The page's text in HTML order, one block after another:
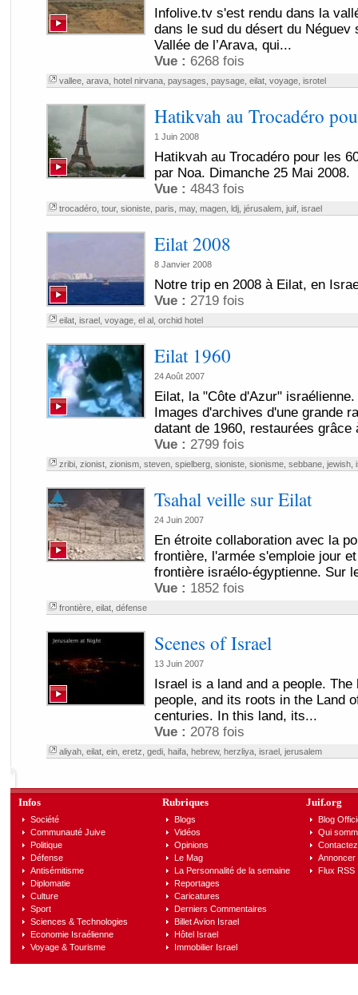
Infolive.tv s'est rendu dans la
dans le sud du désert du Néguev
Vallée de l’Arava, qui...
Vue : 6268 fois
vallee, arava, hotel nirvana, paysages paysage, eilat, voyage, isrotel
Hatikvah au Trocadéro
1 Juin 2008
Hatikvah au Trocadéro pour les
par Noa. Dimanche 25 Mai 2008.
Vue : 4843 fois
trocadéro, tour, sioniste, paris may, magen, ldj, jérusalem, juif, israel
Eilat 2008
8 Janvier 2008
Notre trip en 2008 à Eilat, en
Vue : 2719 fois
eilat, israel, voyage, el al, orchid hotel
Eilat 1960
24 Août 2007
Eilat, la "Côte d'Azur" israélienne.
Images d'archives d'une grande
datant de 1960, restaurées grâce
Vue : 2799 fois
zribi, zionist, zionism, steven, spielberg, sioniste, sionisme, sebbane, jewish,
Tsahal veille sur Eilat
24 Juin 2007
En étroite collaboration avec la
frontière, l'armée s'emploie jour
frontière israélo-égyptienne. Sur
Vue : 1852 fois
frontière, eilat, défense
Scenes of Israel
13 Juin 2007
Israel is a land and a people.
people, and its roots in the Land
centuries. In this land, its...
Vue : 2078 fois
aliyah, eilat, ein, eretz gedi, haifa, hebrew, herzliya, israel, jerusalem
Infos
Société
Communauté Juive
Politique
Défense
Antisémitisme
Diplomatie
Culture
Sport
Sciences & Technologies
Economie Israélienne
Voyage & Tourisme
Rubriques
Blogs
Vidéos
Opinions
Le Mag
La Personnalité de la semaine
Reportages
Caricatures
Derniers Commentaires
Billet Avion Israel
Hôtel Israel
Immobilier Israel
Juif.org
Blog
Qui
Annoncer
Flux RSS